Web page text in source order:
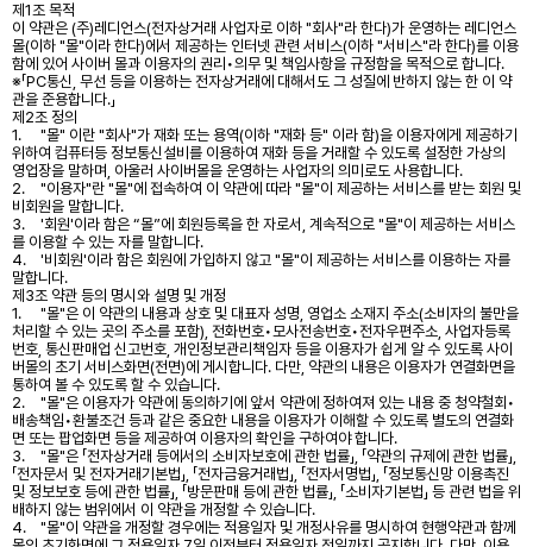
제1조 목적
이 약관은 (주)레디언스(전자상거래 사업자로 이하 "회사"라 한다)가 운영하는 레디언스
몰(이하 "몰"이라 한다)에서 제공하는 인터넷 관련 서비스(이하 "서비스"라 한다)를 이용
함에 있어 사이버 몰과 이용자의 권리•의무 및 책임사항을 규정함을 목적으로 합니다.
※「PC통신, 무선 등을 이용하는 전자상거래에 대해서도 그 성질에 반하지 않는 한 이 약
관을 준용합니다.」
제2조 정의
1.
"몰" 이란 "회사"가 재화 또는 용역(이하 "재화 등" 이라 함)을 이용자에게 제공하기
위하여 컴퓨터등 정보통신설비를 이용하여 재화 등을 거래할 수 있도록 설정한 가상의
영업장을 말하며, 아울러 사이버몰을 운영하는 사업자의 의미로도 사용합니다.
2.
"이용자"란 "몰"에 접속하여 이 약관에 따라 "몰"이 제공하는 서비스를 받는 회원 및
비회원을 말합니다.
3.
'회원'이라 함은 “몰”에 회원등록을 한 자로서, 계속적으로 "몰"이 제공하는 서비스
를 이용할 수 있는 자를 말합니다.
4.
'비회원'이라 함은 회원에 가입하지 않고 "몰"이 제공하는 서비스를 이용하는 자를
말합니다.
제3조 약관 등의 명시와 설명 및 개정
1.
"몰"은 이 약관의 내용과 상호 및 대표자 성명, 영업소 소재지 주소(소비자의 불만을
처리할 수 있는 곳의 주소를 포함), 전화번호•모사전송번호•전자우편주소, 사업자등록
번호, 통신판매업 신고번호, 개인정보관리책임자 등을 이용자가 쉽게 알 수 있도록 사이
버몰의 초기 서비스화면(전면)에 게시합니다. 다만, 약관의 내용은 이용자가 연결화면을
통하여 볼 수 있도록 할 수 있습니다.
2.
"몰"은 이용자가 약관에 동의하기에 앞서 약관에 정하여져 있는 내용 중 청약철회•
배송책임•환불조건 등과 같은 중요한 내용을 이용자가 이해할 수 있도록 별도의 연결화
면 또는 팝업화면 등을 제공하여 이용자의 확인을 구하여야 합니다.
3.
"몰"은 「전자상거래 등에서의 소비자보호에 관한 법률」, 「약관의 규제에 관한 법률」,
「전자문서 및 전자거래기본법」, 「전자금융거래법」, 「전자서명법」, 「정보통신망 이용촉진
및 정보보호 등에 관한 법률」, 「방문판매 등에 관한 법률」, 「소비자기본법」 등 관련 법을 위
배하지 않는 범위에서 이 약관을 개정할 수 있습니다.
4.
"몰"이 약관을 개정할 경우에는 적용일자 및 개정사유를 명시하여 현행약관과 함께